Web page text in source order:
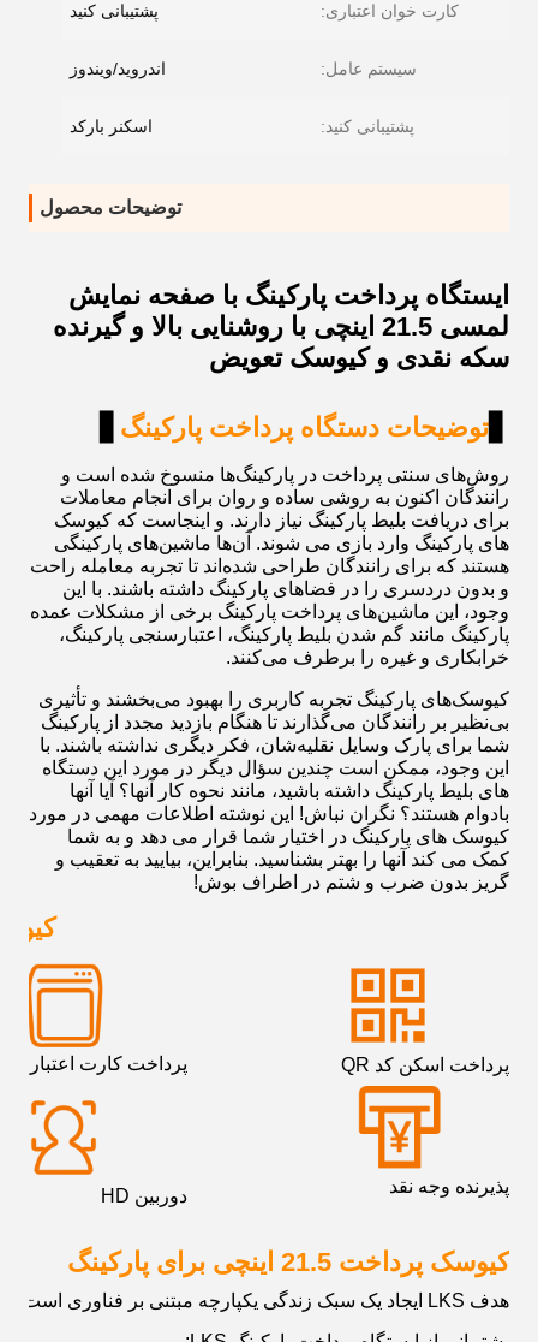
کارت خوان اعتباری: پشتیبانی کنید
سیستم عامل: اندروید/ویندوز
پشتیبانی کنید: اسکنر بارکد
توضیحات محصول
ایستگاه پرداخت پارکینگ با صفحه نمایش
لمسی 21.5 اینچی با روشنایی بالا و گیرنده
سکه نقدی و کیوسک تعویض
توضیحات دستگاه پرداخت پارکینگ
روش‌های سنتی پرداخت در پارکینگ‌ها منسوخ شده است و
رانندگان اکنون به روشی ساده و روان برای انجام معاملات
برای دریافت بلیط پارکینگ نیاز دارند. و اینجاست که کیوسک
های پارکینگ وارد بازی می شوند. آن‌ها ماشین‌های پارکینگی
هستند که برای رانندگان طراحی شده‌اند تا تجربه معامله راحت
و بدون دردسری را در فضاهای پارکینگ داشته باشند. با این
وجود، این ماشین‌های پرداخت پارکینگ برخی از مشکلات عمده
پارکینگ مانند گم شدن بلیط پارکینگ، اعتبارسنجی پارکینگ،
خرابکاری و غیره را برطرف می‌کنند.
کیوسک‌های پارکینگ تجربه کاربری را بهبود می‌بخشند و تأثیری
بی‌نظیر بر رانندگان می‌گذارند تا هنگام بازدید مجدد از پارکینگ
شما برای پارک وسایل نقلیه‌شان، فکر دیگری نداشته باشند. با
این وجود، ممکن است چندین سؤال دیگر در مورد این دستگاه
های بلیط پارکینگ داشته باشید، مانند نحوه کار آنها؟ آیا آنها
بادوام هستند؟ نگران نباش! این نوشته اطلاعات مهمی در مورد
کیوسک های پارکینگ در اختیار شما قرار می دهد و به شما
کمک می کند آنها را بهتر بشناسید. بنابراین، بیایید به تعقیب و
گریز بدون ضرب و شتم در اطراف بوش!
پرداخت اسکن کد QR پرداخت کارت اعتباری
پذیرنده وجه نقد دوربین HD
کیوسک پرداخت 21.5 اینچی برای پارکینگ
هدف LKS ایجاد یک سبک زندگی یکپارچه مبتنی بر فناوری است